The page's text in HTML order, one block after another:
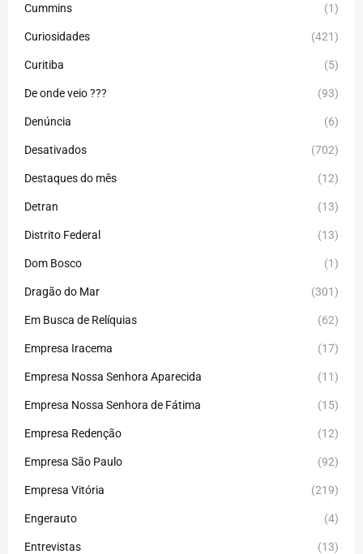
Cummins (1)
Curiosidades (421)
Curitiba (5)
De onde veio ??? (93)
Denúncia (6)
Desativados (702)
Destaques do mês (12)
Detran (13)
Distrito Federal (13)
Dom Bosco (1)
Dragão do Mar (301)
Em Busca de Relíquias (62)
Empresa Iracema (17)
Empresa Nossa Senhora Aparecida (11)
Empresa Nossa Senhora de Fátima (15)
Empresa Redenção (12)
Empresa São Paulo (92)
Empresa Vitória (219)
Engerauto (4)
Entrevistas (13)